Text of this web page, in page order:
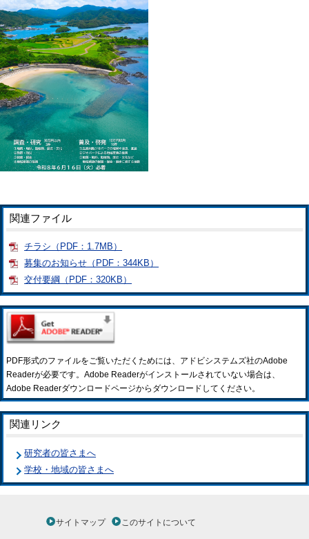
関連ファイル
チラシ（PDF：1.7MB）
募集のお知らせ（PDF：344KB）
交付要綱（PDF：320KB）
PDF形式のファイルをご覧いただくためには、アドビシステムズ社のAdobe
Readerが必要です。Adobe Readerがインストールされていない場合は、
Adobe Readerダウンロードページからダウンロードしてください。
関連リンク
研究者の皆さまへ
学校・地域の皆さまへ
サイトマップ このサイトについて